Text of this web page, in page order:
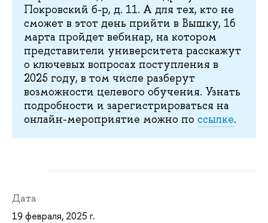
Покровский б-р, д. 11. А для тех, кто не
сможет в этот день прийти в Вышку, 16
марта пройдет вебинар, на котором
представители университета расскажут
о ключевых вопросах поступления в
2025 году, в том числе разберут
возможности целевого обучения. Узнать
подробности и зарегистрироваться на
онлайн-мероприятие можно по ссылке.
Дата
19 февраля, 2025 г.